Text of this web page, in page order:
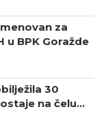
za
u BPK Goražde
30
na čelu...